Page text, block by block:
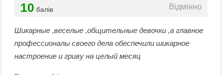
10 балів Відмінно
Шикарные ,веселые ,общительные девочки ,а главное
профессионалы своего дела обеспечили шикарное
настроение и гриву на целый месяц